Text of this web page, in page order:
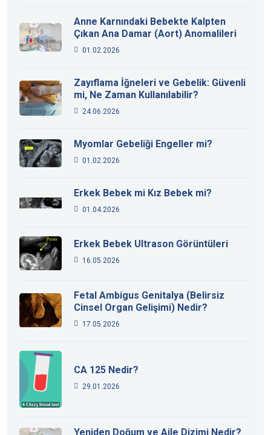
Anne Karnındaki Bebekte Kalpten
Çıkan Ana Damar (Aort) Anomalileri
01.02.2026
Zayıflama İğneleri ve Gebelik: Güvenli
mi, Ne Zaman Kullanılabilir?
24.06.2026
Myomlar Gebeliği Engeller mi?
01.02.2026
Erkek Bebek mi Kız Bebek mi?
01.04.2026
Erkek Bebek Ultrason Görüntüleri
16.05.2026
Fetal Ambigus Genitalya (Belirsiz
Cinsel Organ Gelişimi) Nedir?
17.05.2026
CA 125 Nedir?
29.01.2026
Yeniden Doğum ve Aile Dizimi Nedir?